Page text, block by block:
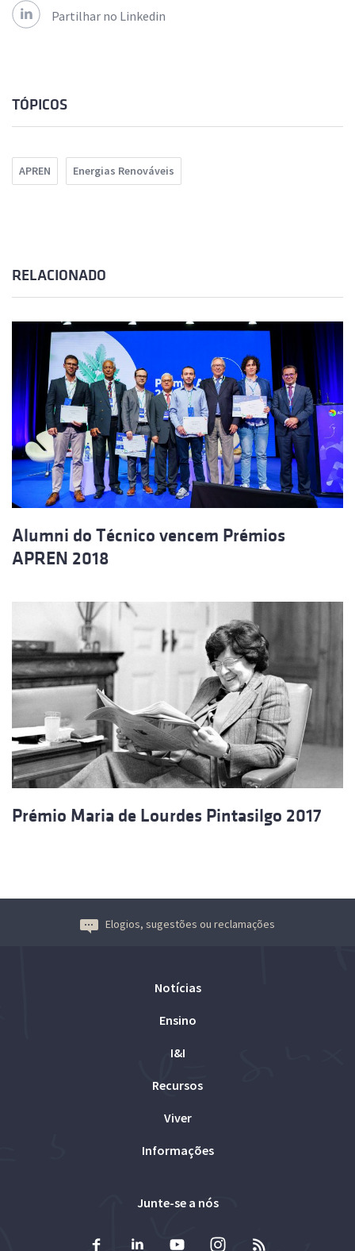
Partilhar no Linkedin
TÓPICOS
APREN Energias Renováveis
RELACIONADO
Alumni do Técnico vencem Prémios
APREN 2018
Prémio Maria de Lourdes Pintasilgo 2017
Elogios, sugestões ou reclamações
Notícias
Ensino
I&I
Recursos
Viver
Informações
Junte-se a nós